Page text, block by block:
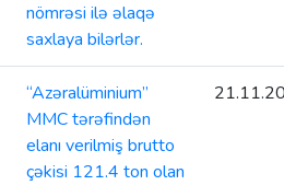
nömrəsi ilə əlaqə
saxlaya bilərlər.
“Azəralüminium”
MMC tərəfindən
elanı verilmiş brutto
çəkisi 121.4 ton olan